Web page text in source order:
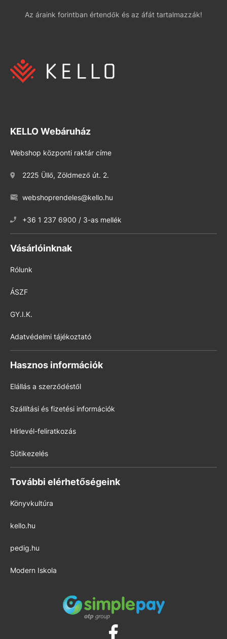
Az áraink forintban értendők és az áfát tartalmazzák!
KELLO Webáruház
Webshop központi raktár címe
2225 Üllő, Zöldmező út. 2.
webshoprendeles@kello.hu
+36 1 237 6900 / 3-as mellék
Vásárlóinknak
Rólunk
ÁSZF
GY.I.K.
Adatvédelmi tájékoztató
Hasznos információk
Elállás a szerződéstől
Szállítási és fizetési információk
Hírlevél-feliratkozás
Sütikezelés
További elérhetőségeink
Könyvkultúra
kello.hu
pedig.hu
Modern Iskola